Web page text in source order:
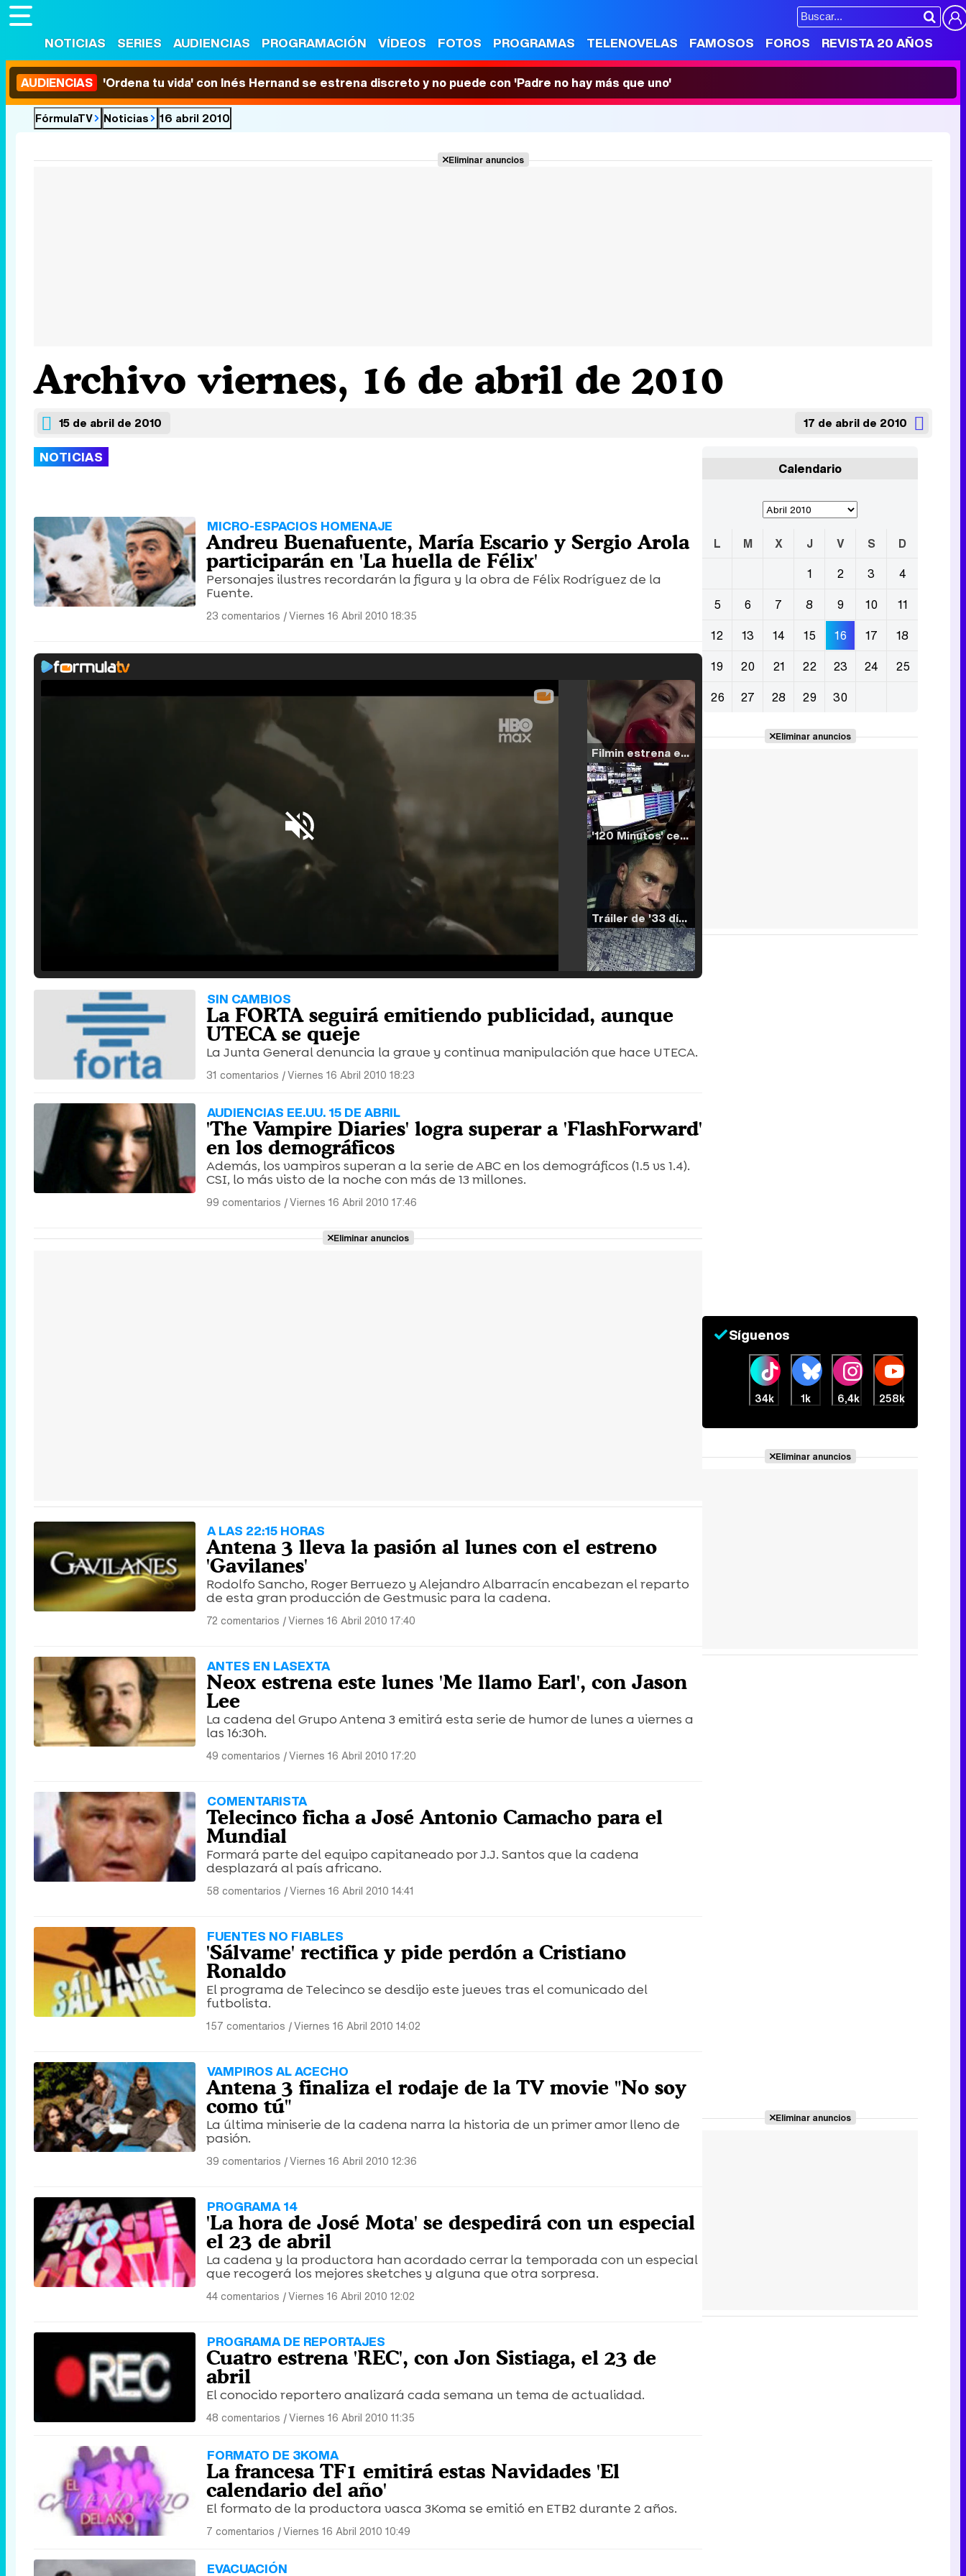
NOTICIAS SERIES AUDIENCIAS PROGRAMACIÓN VÍDEOS FOTOS PROGRAMAS TELENOVELAS FAMOSOS FOROS REVISTA 20 AÑOS
AUDIENCIAS 'Ordena tu vida' con Inés Hernand se estrena discreto y no puede con 'Padre no hay más que uno'
FórmulaTV Noticias 16 abril 2010
Eliminar anuncios
Archivo viernes, 16 de abril de 2010
15 de abril de 2010 17 de abril de 2010
NOTICIAS
MICRO-ESPACIOS HOMENAJE
Andreu Buenafuente, María Escario y Sergio Arola
participarán en 'La huella de Félix'
Personajes ilustres recordarán la figura y la obra de Félix Rodríguez de la
Fuente.
23 comentarios |Viernes 16 Abril 2010 18:35
Filmin estrena el tráiler de 'Millennial Mal', su nueva comedia universitaria de la mano de Lorena Iglesias
'120 Minutos' celebra sus 2.000 programas en Telemadrid con un vídeo del día a día en la redacción
Tráiler de '33 días', la nueva serie de Atresplayer con Julián Villagrán y José Manuel Poga
Canción ganadora de Eurovisión 2026: DARA con "Bangaranga" por Bulgaria
SIN CAMBIOS
La FORTA seguirá emitiendo publicidad, aunque
UTECA se queje
La Junta General denuncia la grave y continua manipulación que hace UTECA.
31 comentarios |Viernes 16 Abril 2010 18:23
AUDIENCIAS EE.UU. 15 DE ABRIL
'The Vampire Diaries' logra superar a 'FlashForward'
en los demográficos
Además, los vampiros superan a la serie de ABC en los demográficos (1.5 vs 1.4).
CSI, lo más visto de la noche con más de 13 millones.
99 comentarios |Viernes 16 Abril 2010 17:46
Eliminar anuncios
A LAS 22:15 HORAS
Antena 3 lleva la pasión al lunes con el estreno
'Gavilanes'
Rodolfo Sancho, Roger Berruezo y Alejandro Albarracín encabezan el reparto
de esta gran producción de Gestmusic para la cadena.
72 comentarios |Viernes 16 Abril 2010 17:40
ANTES EN LASEXTA
Neox estrena este lunes 'Me llamo Earl', con Jason
Lee
La cadena del Grupo Antena 3 emitirá esta serie de humor de lunes a viernes a
las 16:30h.
49 comentarios |Viernes 16 Abril 2010 17:20
COMENTARISTA
Telecinco ficha a José Antonio Camacho para el
Mundial
Formará parte del equipo capitaneado por J.J. Santos que la cadena
desplazará al país africano.
58 comentarios |Viernes 16 Abril 2010 14:41
FUENTES NO FIABLES
'Sálvame' rectifica y pide perdón a Cristiano
Ronaldo
El programa de Telecinco se desdijo este jueves tras el comunicado del
futbolista.
157 comentarios |Viernes 16 Abril 2010 14:02
VAMPIROS AL ACECHO
Antena 3 finaliza el rodaje de la TV movie "No soy
como tú"
La última miniserie de la cadena narra la historia de un primer amor lleno de
pasión.
39 comentarios |Viernes 16 Abril 2010 12:36
PROGRAMA 14
'La hora de José Mota' se despedirá con un especial
el 23 de abril
La cadena y la productora han acordado cerrar la temporada con un especial
que recogerá los mejores sketches y alguna que otra sorpresa.
44 comentarios |Viernes 16 Abril 2010 12:02
PROGRAMA DE REPORTAJES
Cuatro estrena 'REC', con Jon Sistiaga, el 23 de
abril
El conocido reportero analizará cada semana un tema de actualidad.
48 comentarios |Viernes 16 Abril 2010 11:35
FORMATO DE 3KOMA
La francesa TF1 emitirá estas Navidades 'El
calendario del año'
El formato de la productora vasca 3Koma se emitió en ETB2 durante 2 años.
7 comentarios |Viernes 16 Abril 2010 10:49
EVACUACIÓN
Calendario
L M X J V S
D
1
2 3
4
5
6 7 8 9 10
11
12
13 14 15 16 17
18
19
20 21 22 23 24
25
26
27 28 29 30
Eliminar anuncios
Síguenos
34k 1k 6,4k 258k
Eliminar anuncios
Eliminar anuncios